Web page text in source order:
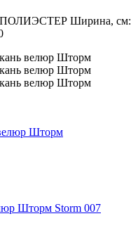
ПОЛИЭСТЕР Ширина, см:
Шторм Storm 007